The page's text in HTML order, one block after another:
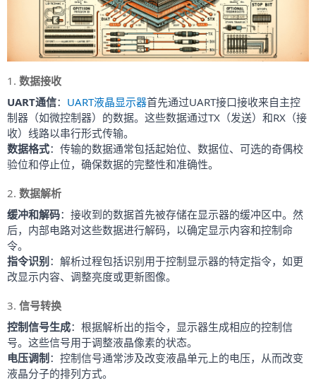
1. 数据接收
UART通信： UART液晶显示器首先通过UART接口接收来自主控
制器（如微控制器）的数据。这些数据通过TX（发送）和RX（接
收）线路以串行形式传输。
数据格式：传输的数据通常包括起始位、数据位、可选的奇偶校
验位和停止位，确保数据的完整性和准确性。
2. 数据解析
缓冲和解码：接收到的数据首先被存储在显示器的缓冲区中。然
后，内部电路对这些数据进行解码，以确定显示内容和控制命
令。
指令识别：解析过程包括识别用于控制显示器的特定指令，如更
改显示内容、调整亮度或更新图像。
3. 信号转换
控制信号生成：根据解析出的指令，显示器生成相应的控制信
号。这些信号用于调整液晶像素的状态。
电压调制：控制信号通常涉及改变液晶单元上的电压，从而改变
液晶分子的排列方式。